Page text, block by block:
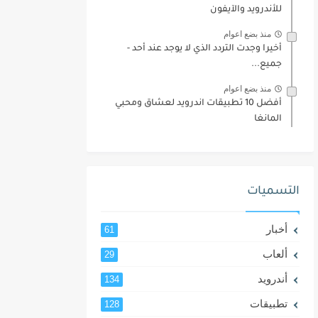
للأندرويد والآيفون
منذ بضع اعوام
أخيرا وجدت التردد الذي لا يوجد عند أحد -
جميع...
منذ بضع اعوام
أفضل 10 تطبيقات اندرويد لعشاق ومحبي
المانغا
التسميات
أخبار 61
ألعاب 29
أندرويد 134
تطبيقات 128